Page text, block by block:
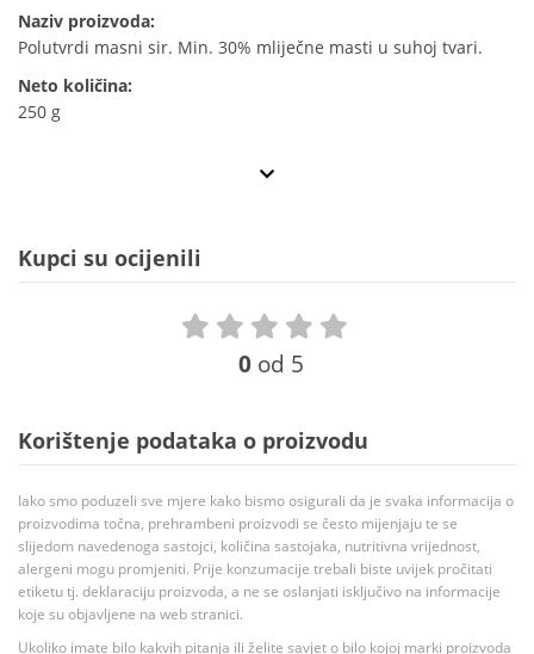
Naziv proizvoda:
Polutvrdi masni sir. Min. 30% mliječne masti u suhoj tvari.
Neto količina:
250 g
Kupci su ocijenili
0 od 5
Korištenje podataka o proizvodu
Iako smo poduzeli sve mjere kako bismo osigurali da je svaka informacija o
proizvodima točna, prehrambeni proizvodi se često mijenjaju te se
slijedom navedenoga sastojci, količina sastojaka, nutritivna vrijednost,
alergeni mogu promjeniti. Prije konzumacije trebali biste uvijek pročitati
etiketu tj. deklaraciju proizvoda, a ne se oslanjati isključivo na informacije
koje su objavljene na web stranici.
Ukoliko imate bilo kakvih pitanja ili želite savjet o bilo kojoj marki proizvoda